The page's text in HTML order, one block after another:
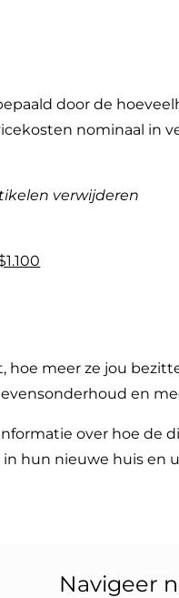
door de
nominaal in
verwijderen
hoe meer ze jou
en
over hoe de
hun nieuwe huis en
Navigeer